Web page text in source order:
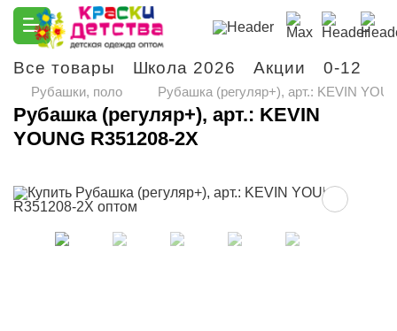
Все товары Школа 2026 Акции 0-12
Рубашки, поло Рубашка (регуляр+), арт.: KEVIN
Рубашка (регуляр+), арт.: KEVIN
YOUNG R351208-2X